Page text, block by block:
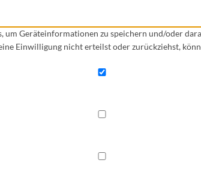
Geräteinformationen zu speichern und/oder
Einwilligung nicht erteilst oder zurückziehst,